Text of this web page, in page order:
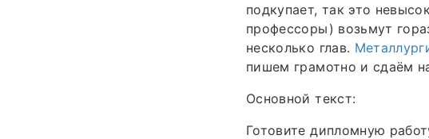
подкупает, так это
профессоры) возьмут
несколько глав.
пишем грамотно и сдаём
Основной текст:
Готовите дипломную